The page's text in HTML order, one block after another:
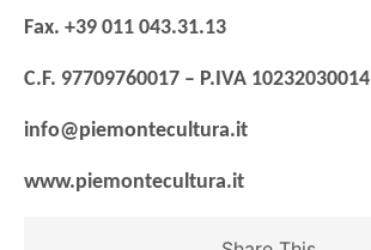
Fax. +39 011 043.31.13
C.F. 97709760017 – P.IVA 10232030014
info@piemontecultura.it
www.piemontecultura.it